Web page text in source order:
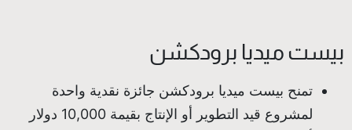
بيست ميديا برودكشن
تمنح بيست ميديا برودكشن جائزة نقدية واحدة
لمشروع قيد التطوير أو الإنتاج بقيمة 10,000 دولار